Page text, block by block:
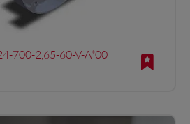
700-2,65-60-V-A*00